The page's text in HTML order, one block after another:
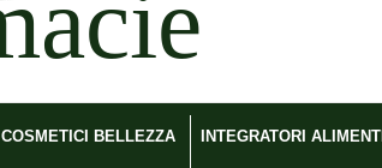
COSMETICI BELLEZZA INTEGRATORI ALIMENTI